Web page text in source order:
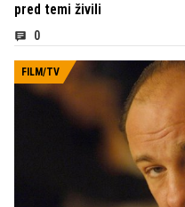
pred temi živili
0
FILM/TV